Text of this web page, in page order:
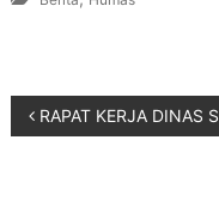
RAPAT KERJA DINAS